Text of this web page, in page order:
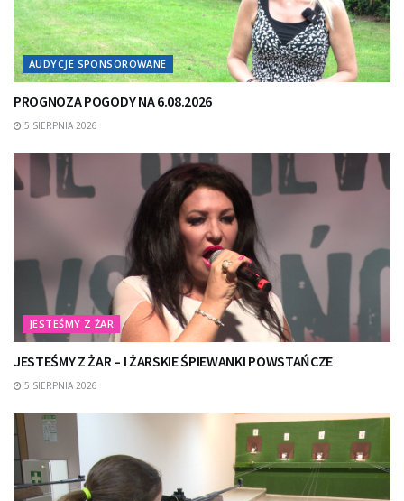
AUDYCJE SPONSOROWANE
PROGNOZA POGODY NA 6.08.2026
5 SIERPNIA 2026
JESTEŚMY Z ŻAR
JESTEŚMY Z ŻAR – I ŻARSKIE ŚPIEWANKI POWSTAŃCZE
5 SIERPNIA 2026